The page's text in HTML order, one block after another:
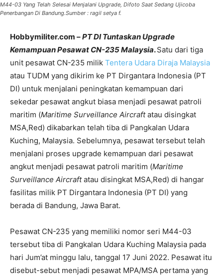
M44-03 Yang Telah Selesai Menjalani Upgrade, Difoto Saat Sedang Ujicoba
Penerbangan Di Bandung.Sumber : ragil setya f.
Hobbymiliter.com –PT DI Tuntaskan Upgrade
Kemampuan Pesawat CN-235 Malaysia.Satu dari tiga
unit pesawat CN-235 milik Tentera Udara Diraja Malaysia
atau TUDM yang dikirim ke PT Dirgantara Indonesia (PT
DI) untuk menjalani peningkatan kemampuan dari
sekedar pesawat angkut biasa menjadi pesawat patroli
maritim (Maritime Surveillance Aircraftatau disingkat
MSA,Red) dikabarkan telah tiba di Pangkalan Udara
Kuching, Malaysia. Sebelumnya, pesawat tersebut telah
menjalani proses upgrade kemampuan dari pesawat
angkut menjadi pesawat patroli maritim (Maritime
Surveillance Aircraftatau disingkat MSA,Red) di hangar
fasilitas milik PT Dirgantara Indonesia (PT DI) yang
berada di Bandung, Jawa Barat.
Pesawat CN-235 yang memiliki nomor seri M44-03
tersebut tiba di Pangkalan Udara Kuching Malaysia pada
hari Jum’at minggu lalu, tanggal 17 Juni 2022. Pesawat itu
disebut-sebut menjadi pesawat MPA/MSA pertama yang